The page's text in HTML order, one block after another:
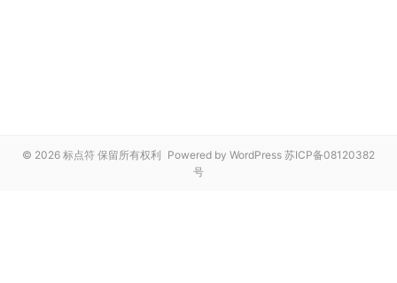
© 2026 标点符 保留所有权利 Powered by WordPress 苏ICP备08120382
号